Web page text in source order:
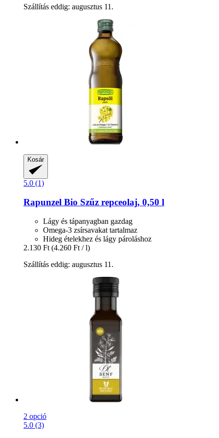
Szállítás eddig: augusztus 11.
Kosár
5.0 (1)
Rapunzel Bio Szűz repceolaj, 0,50 l
Lágy és tápanyagban gazdag
Omega-3 zsírsavakat tartalmaz
Hideg ételekhez és lágy pároláshoz
2.130 Ft (4.260 Ft / l)
Szállítás eddig: augusztus 11.
2 opció
5.0 (3)